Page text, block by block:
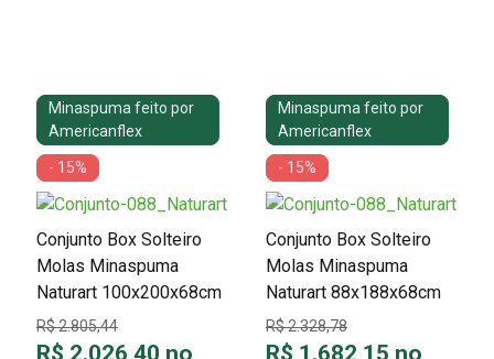
Minaspuma feito por
Americanflex
- 15%
Conjunto Box Solteiro
Molas Minaspuma
Naturart 100x200x68cm
R$ 2.805,44
R$ 2.026,40 no
Minaspuma feito por
Americanflex
- 15%
Conjunto Box Solteiro
Molas Minaspuma
Naturart 88x188x68cm
R$ 2.328,78
R$ 1.682,15 no